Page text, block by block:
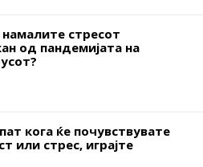
стресот
од пандемијата на
кога ќе почувствувате
или стрес, играјте